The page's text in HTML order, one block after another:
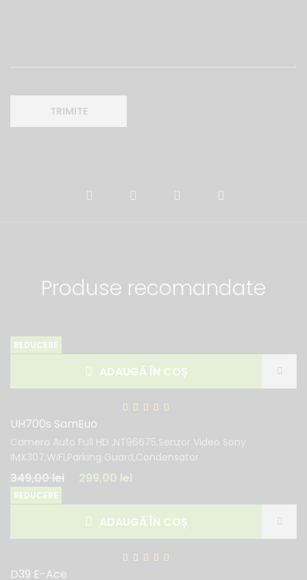
Produse recomandate
REDUCERE
ADAUGĂ ÎN COȘ
UH700s SamEuo
Camera Auto Full HD ,NT96675,Senzor Video Sony
IMX307,WiFi,Parking Guard,Condensator
349,00lei 299,00 lei
REDUCERE
ADAUGĂ ÎN COȘ
D39 E-Ace